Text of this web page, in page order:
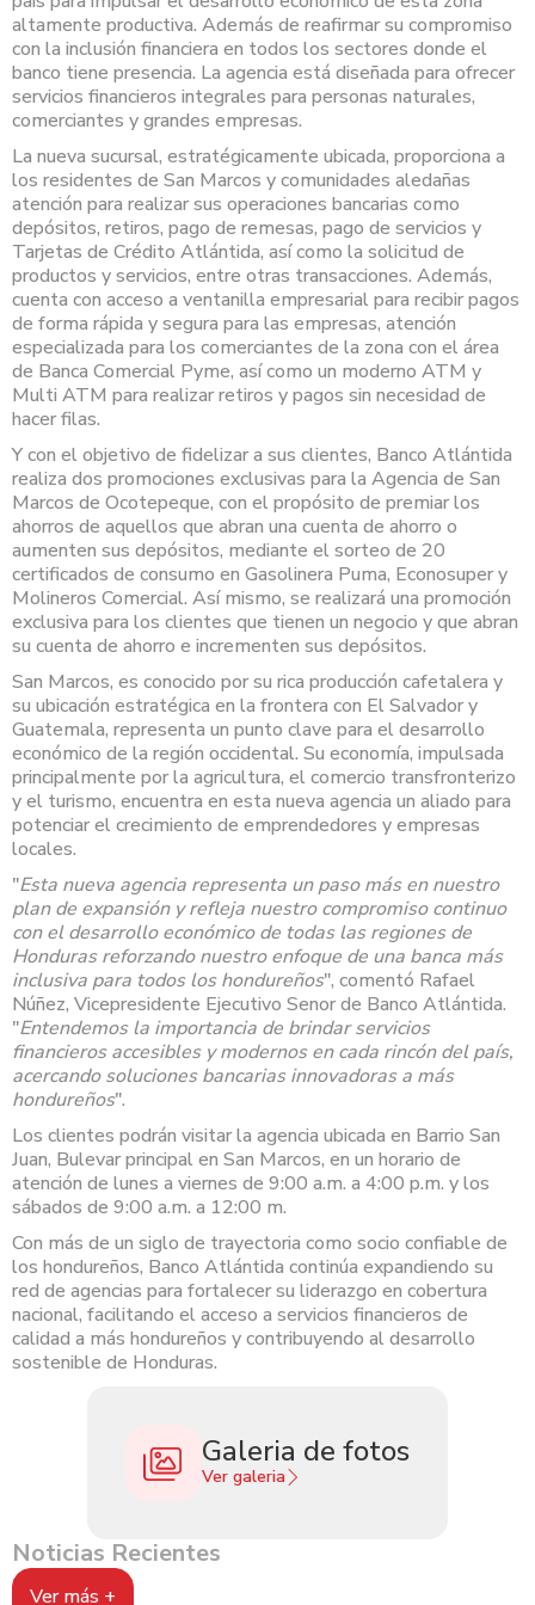
altamente productiva. Además de reafirmar su compromiso
con la inclusión financiera en todos los sectores donde el
banco tiene presencia. La agencia está diseñada para ofrecer
servicios financieros integrales para personas naturales,
comerciantes y grandes empresas.
La nueva sucursal, estratégicamente ubicada, proporciona a
los residentes de San Marcos y comunidades aledañas
atención para realizar sus operaciones bancarias como
depósitos, retiros, pago de remesas, pago de servicios y
Tarjetas de Crédito Atlántida, así como la solicitud de
productos y servicios, entre otras transacciones. Además,
cuenta con acceso a ventanilla empresarial para recibir pagos
de forma rápida y segura para las empresas, atención
especializada para los comerciantes de la zona con el área
de Banca Comercial Pyme, así como un moderno ATM y
Multi ATM para realizar retiros y pagos sin necesidad de
hacer filas.
Y con el objetivo de fidelizar a sus clientes, Banco Atlántida
realiza dos promociones exclusivas para la Agencia de San
Marcos de Ocotepeque, con el propósito de premiar los
ahorros de aquellos que abran una cuenta de ahorro o
aumenten sus depósitos, mediante el sorteo de 20
certificados de consumo en Gasolinera Puma, Econosuper y
Molineros Comercial. Así mismo, se realizará una promoción
exclusiva para los clientes que tienen un negocio y que abran
su cuenta de ahorro e incrementen sus depósitos.
San Marcos, es conocido por su rica producción cafetalera y
su ubicación estratégica en la frontera con El Salvador y
Guatemala, representa un punto clave para el desarrollo
económico de la región occidental. Su economía, impulsada
principalmente por la agricultura, el comercio transfronterizo
y el turismo, encuentra en esta nueva agencia un aliado para
potenciar el crecimiento de emprendedores y empresas
locales.
"Esta nueva agencia representa un paso más en nuestro
plan de expansión y refleja nuestro compromiso continuo
con el desarrollo económico de todas las regiones de
Honduras reforzando nuestro enfoque de una banca más
inclusiva para todos los hondureños", comentó Rafael
Núñez, Vicepresidente Ejecutivo Senor de Banco Atlántida.
"Entendemos la importancia de brindar servicios
financieros accesibles y modernos en cada rincón del país,
acercando soluciones bancarias innovadoras a más
hondureños".
Los clientes podrán visitar la agencia ubicada en Barrio San
Juan, Bulevar principal en San Marcos, en un horario de
atención de lunes a viernes de 9:00 a.m. a 4:00 p.m. y los
sábados de 9:00 a.m. a 12:00 m.
Con más de un siglo de trayectoria como socio confiable de
los hondureños, Banco Atlántida continúa expandiendo su
red de agencias para fortalecer su liderazgo en cobertura
nacional, facilitando el acceso a servicios financieros de
calidad a más hondureños y contribuyendo al desarrollo
sostenible de Honduras.
Galeria de fotos
Ver galeria
Noticias Recientes
Ver más +